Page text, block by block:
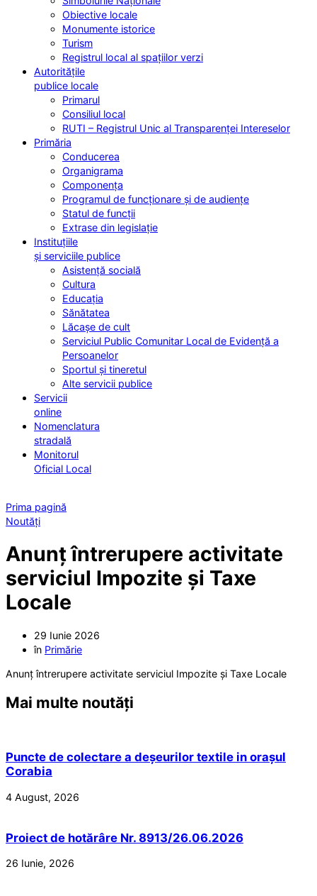
Obiective locale
Monumente istorice
Turism
Registrul local al spațiilor verzi
Autoritățile
publice locale
Primarul
Consiliul local
RUTI – Registrul Unic al Transparenței Intereselor
Primăria
Conducerea
Organigrama
Componența
Programul de funcționare și de audiențe
Statul de funcții
Extrase din legislație
Instituțiile
și serviciile publice
Asistență socială
Cultura
Educația
Sănătatea
Lăcașe de cult
Serviciul Public Comunitar Local de Evidență a
Persoanelor
Sportul și tineretul
Alte servicii publice
Servicii
online
Nomenclatura
stradală
Monitorul
Oficial Local
Prima pagină
Noutăți
Anunț întrerupere activitate
serviciul Impozite și Taxe
Locale
29 Iunie 2026
în Primărie
Anunț întrerupere activitate serviciul Impozite și Taxe Locale
Mai multe noutăți
Puncte de colectare a deșeurilor textile in orașul
Corabia
4 August, 2026
Proiect de hotărâre Nr. 8913/26.06.2026
26 Iunie, 2026